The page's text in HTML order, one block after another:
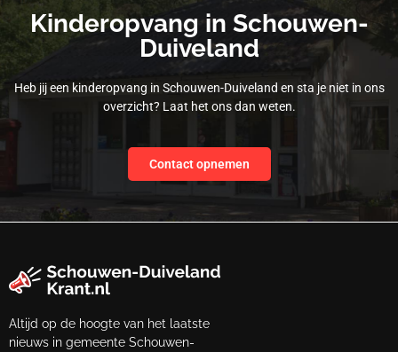
Kinderopvang in Schouwen-
Duiveland
Heb jij een kinderopvang in Schouwen-Duiveland en sta je niet in ons
overzicht? Laat het ons dan weten.
Contact opnemen
Altijd op de hoogte van het laatste
nieuws in gemeente Schouwen-